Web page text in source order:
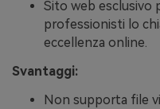
Sito web esclusivo
professionisti lo
eccellenza online.
Svantaggi:
Non supporta file